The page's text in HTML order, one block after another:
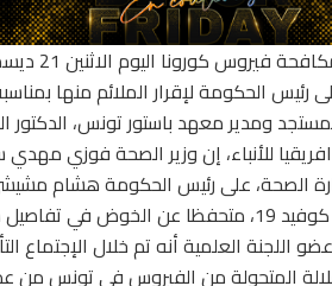
الحكومة لإقرار الملائم منها
ومدير معهد باستور تونس، الدكتور
للأنباء، إن وزير الصحة فوزي
الصحة، على رئيس الحكومة هشام
العلمية أنه تم خلال الإجتماع
المتحولة من الفيروس في تونس